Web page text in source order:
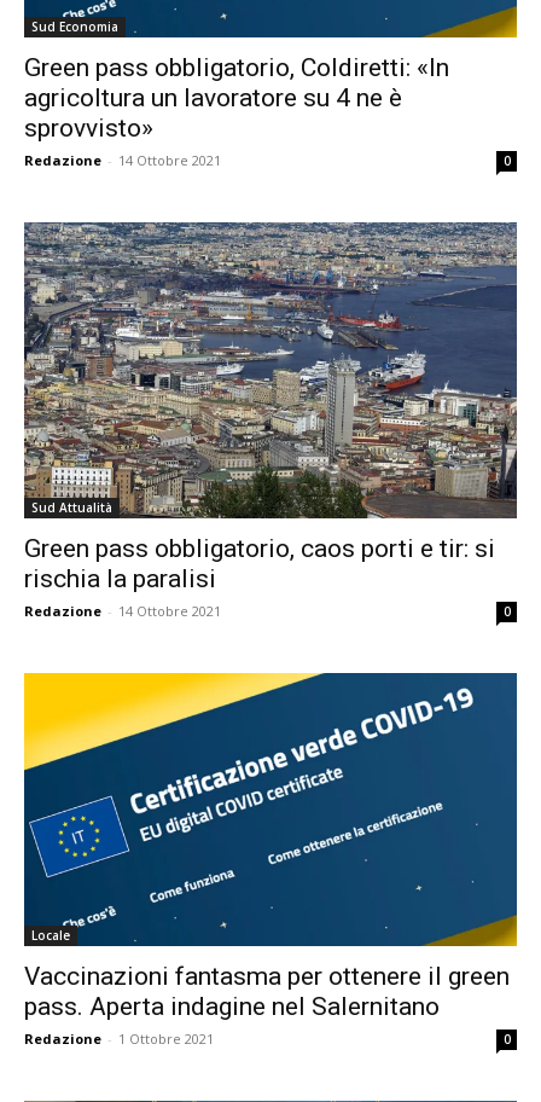
Sud Economia
Green pass obbligatorio, Coldiretti: «In
agricoltura un lavoratore su 4 ne è
sprovvisto»
Redazione - 14 Ottobre 2021 0
Sud Attualità
Green pass obbligatorio, caos porti e tir: si
rischia la paralisi
Redazione - 14 Ottobre 2021 0
Locale
Vaccinazioni fantasma per ottenere il green
pass. Aperta indagine nel Salernitano
Redazione - 1 Ottobre 2021 0